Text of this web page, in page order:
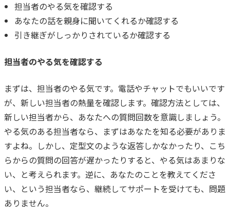
担当者のやる気を確認する
あなたの話を親身に聞いてくれるか確認する
引き継ぎがしっかりされているか確認する
担当者のやる気を確認する
まずは、担当者のやる気です。 電話やチャットでもいいです
が、新しい担当者の熱量を確認します。 確認方法としては、
新しい担当者から、あなたへの質問回数を意識しましょう。
やる気のある担当者なら、まずはあなたを知る必要がありま
すよね。 しかし、定型文のような返答しかなかったり、こち
らからの質問の回答が遅かったりすると、やる気はあまりな
い、と考えられます。 逆に、あなたのことを教えてくださ
い、という担当者なら、継続してサポートを受けても、問題
ありません。